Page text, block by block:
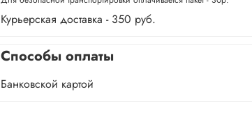
Курьерская доставка - 350 руб.
Способы оплаты
Банковской картой